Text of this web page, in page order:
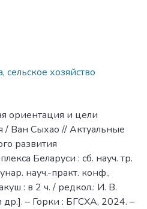
, сельское хозяйство
ориентация и цели
/ Ван Сыхао // Актуальные
развития
Беларуси : сб. науч. тр.
науч.-практ. конф.,
: в 2 ч. / редкол.: И. В.
– Горки : БГСХА, 2024. –